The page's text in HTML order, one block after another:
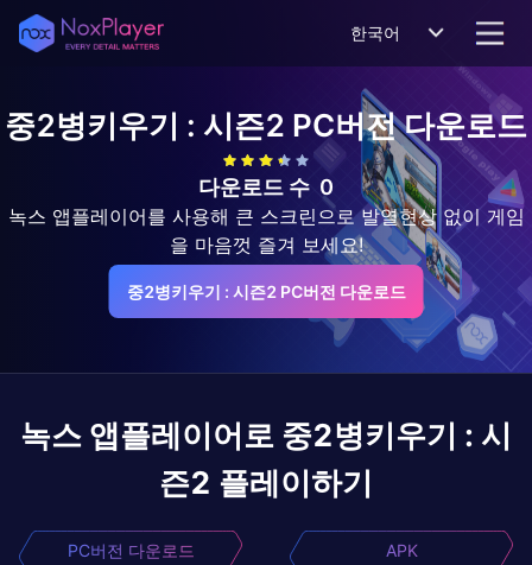
한국어
중2병키우기 : 시즌2 PC버전 다운로드
다운로드 수 0
녹스 앱플레이어를 사용해 큰 스크린으로 발열현상 없이 게임
을 마음껏 즐겨 보세요!
중2병키우기 : 시즌2 PC버전 다운로드
녹스 앱플레이어로 중2병키우기 : 시
즌2 플레이하기
PC버전 다운로드 APK